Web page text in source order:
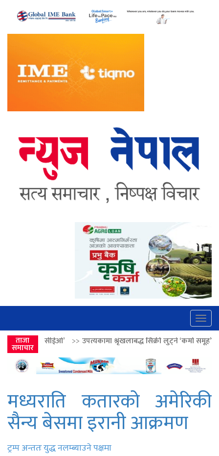
ताजा
समाचार
>>उपत्यकामा श्रृंखलाबद्ध सिक्री लुट्ने ‘कर्मा समूह’का नाइकेसहित पाँच
मध्यराति कतारको अमेरिकी
सैन्य बेसमा इरानी आक्रमण
ट्रम्प अन्ततः युद्ध नलम्ब्याउने पक्षमा